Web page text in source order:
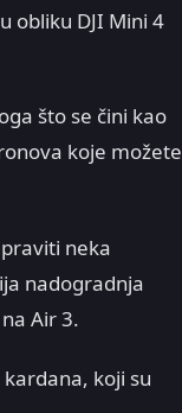
obliku DJI Mini 4
što se čini kao
koje možete
neka
nadogradnja
Air 3.
koji su